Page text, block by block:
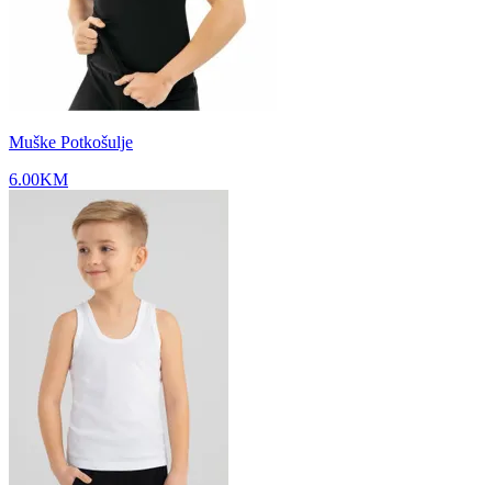
Muške Potkošulje
6.00KM